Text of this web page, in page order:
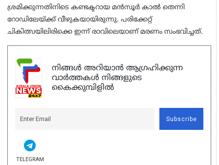
ശ്രമിക്കുന്നതിനിടെ കണ്ടക്ടറായ മൻസൂർ കാൽ തെന്നി
റോഡിലേയ്ക്ക് വീഴുകയായിരുന്നു. പരിക്കേറ്റ്
ചികിത്സയിലിരിക്കെ ഇന്ന് രാവിലെയാണ് മരണം സംഭവിച്ചത്.
നിങ്ങൾ അറിയാൻ ആഗ്രഹിക്കുന്ന
വാർത്തകൾ നിങ്ങളുടെ
കൈക്കുമ്പിളിൽ
Subscribe
TELEGRAM